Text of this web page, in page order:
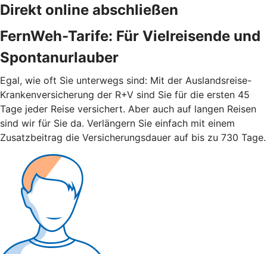
Direkt online abschließen
FernWeh-Tarife: Für Vielreisende und
Spontanurlauber
Egal, wie oft Sie unterwegs sind: Mit der Auslandsreise-
Krankenversicherung der R+V sind Sie für die ersten 45
Tage jeder Reise versichert. Aber auch auf langen Reisen
sind wir für Sie da. Verlängern Sie einfach mit einem
Zusatzbeitrag die Versicherungsdauer auf bis zu 730 Tage.